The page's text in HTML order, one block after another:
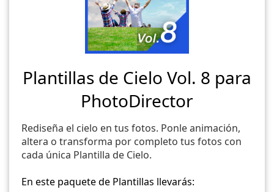
Plantillas de Cielo Vol. 8 para
PhotoDirector
Rediseña el cielo en tus fotos. Ponle animación,
altera o transforma por completo tus fotos con
cada única Plantilla de Cielo.
En este paquete de Plantillas llevarás: